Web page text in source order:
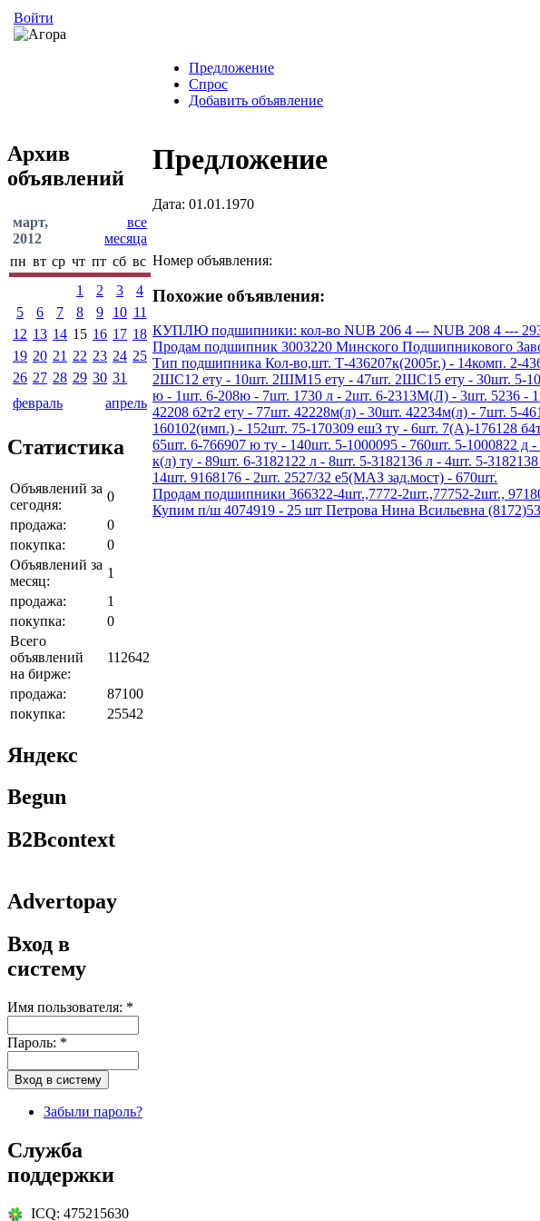
Войти
Предложение
Спрос
Добавить объявление
Архив
объявлений
март,
2012
все
месяца
пн вт ср чт пт сб вс
1
2 3
4
5
6 7 8 9 10 11
12 13 14 15 16 17 18
19 20 21 22 23 24 25
26 27 28 29 30 31
февраль
апрель
Статистика
Объявлений за
сегодня:
0
продажа:
0
покупка:
0
Объявлений за
месяц:
1
продажа:
1
покупка:
0
Всего
объявлений
на бирже:
112642
продажа:
87100
покупка:
25542
Яндекс
Begun
B2Bcontext
Advertopay
Вход в
систему
Имя пользователя: *
Пароль: *
Забыли пароль?
Служба
поддержки
ICQ: 475215630
Предложение
Дата: 01.01.1970
Номер объявления:
Похожие объявления:
КУПЛЮ подшипники: кол-во NUB 206 4 --- NUB 208 4 ---
Продам подшипник 3003220 Минского Подшипникового
Тип подшипника Кол-во,шт. Т-436207к(2005г.) - 14комп. 2-
2ШС12 ету - 10шт. 2ШМ15 ету - 47шт. 2ШС15 ету - 30шт. 5-
ю - 1шт. 6-208ю - 7шт. 1730 л - 2шт. 6-2313М(Л) - 3шт. 5236 -
42208 б2т2 ету - 77шт. 42228м(л) - 30шт. 42234м(л) - 7шт. 5-
160102(имп.) - 152шт. 75-170309 еш3 ту - 6шт. 7(А)-176128
65шт. 6-766907 ю ту - 140шт. 5-1000095 - 760шт. 5-1000822 д
к(л) ту - 89шт. 6-3182122 л - 8шт. 5-3182136 л - 4шт. 5-
14шт. 9168176 - 2шт. 2527/32 е5(МАЗ зад.мост) - 670шт.
Продам подшипники 366322-4шт.,7772-2шт.,77752-2шт.,
Купим п/ш 4074919 - 25 шт Петрова Нина Всильевна